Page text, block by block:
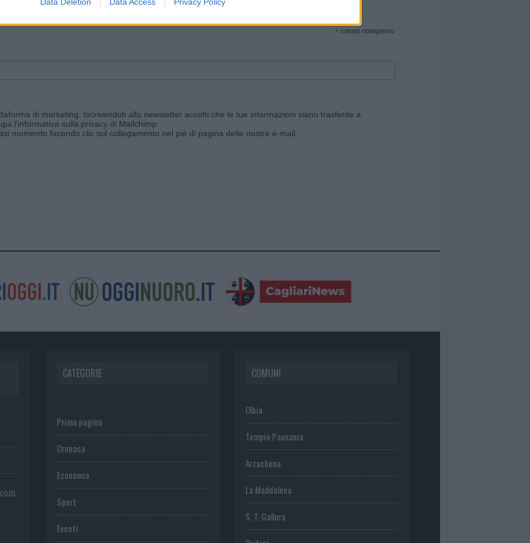
e ricevi le nostre email periodiche contenenti le ultime notizie pubblicate sul sito web!
* campo obbligatorio
di marketing. Iscrivendoti alla newsletter accetti che le tue informazioni siano trasferite a
l'informativa sulla privacy di Mailchimp
momento facendo clic sul collegamento nel piè di pagina delle nostre e-mail.
CATEGORIE
Prima pagina
Cronaca
Economia
Sport
Eventi
COMUNI
Olbia
Tempio Pausania
Arzachena
La Maddalena
S. T. Gallura